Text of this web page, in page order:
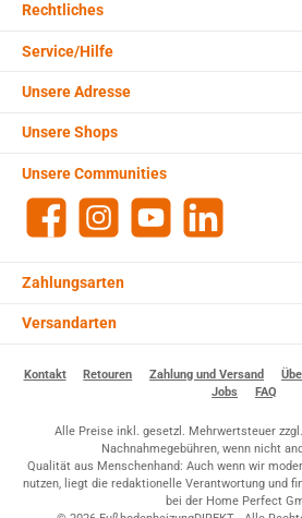
Rechtliches
Service/Hilfe
Zahlungsarten
Versandarten
Unsere Adresse
Unsere Communities
Facebook Instagram YouTube
Unsere Shops
Kontakt Retouren Zahlung und Versand
Jobs
FAQ
Alle Preise inkl. gesetzl. Mehrwertsteuer zzgl.
Nachnahmegebühren, wenn nicht
Qualität aus Menschenhand: Auch wenn wir
nutzen, liegt die redaktionelle Verantwortung und
bei der Home Perfect